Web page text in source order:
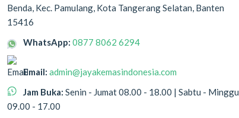
Benda, Kec. Pamulang, Kota Tangerang Selatan, Banten
15416
WhatsApp: 0877 8062 6294
Email: admin@jayakemasindonesia.com
Jam Buka: Senin - Jumat 08.00 - 18.00 | Sabtu - Minggu
09.00 - 17.00